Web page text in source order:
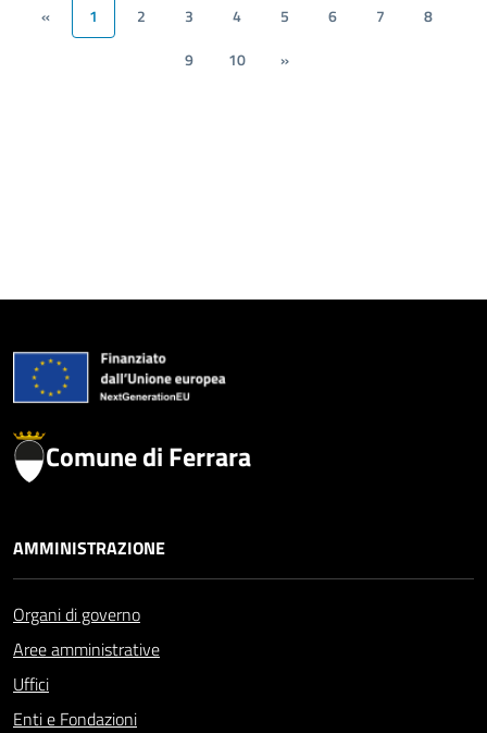
« 1 2 3 4 5 6 7
8
9
10 »
Comune di Ferrara
AMMINISTRAZIONE
Organi di governo
Aree amministrative
Uffici
Enti e Fondazioni